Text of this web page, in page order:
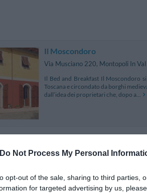
Do Not Process My Personal
opt-out of the sale, sharing to third parties,
for targeted advertising by us,
Il Moscondoro
Via Musciano 220, Montopoli In
Il Bed and Breakfast Il Moscondoro
Toscana e circondato da borghi
dall’idea dei proprietari che, dopo a...
Via Delle Sodole,Pontedera
Il Country Resort Le Sodole si trova
circondate da vigneti, a meno di 1
spazio benessere con sauna e bagno...